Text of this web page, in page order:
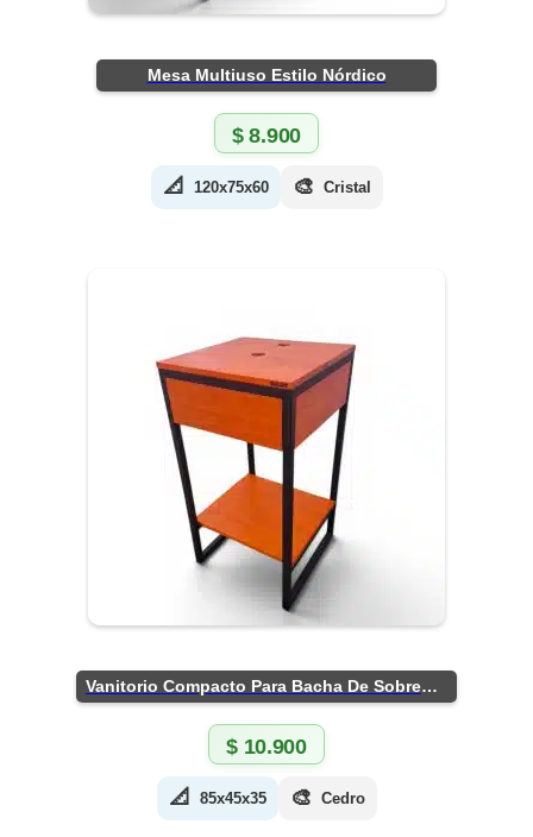
Mesa Multiuso Estilo Nórdico
$8.900
📐 120x75x60 🎨 Cristal
Vanitorio Compacto Para Bacha De Sobreponer
$10.900
📐 85x45x35 🎨 Cedro